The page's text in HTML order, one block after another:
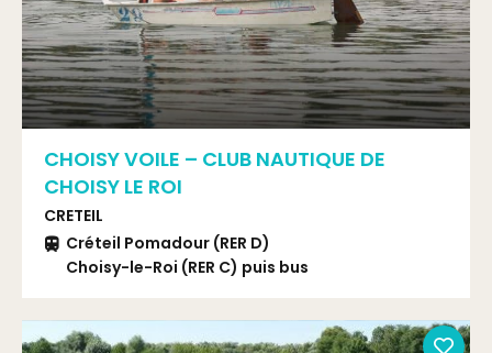
CHOISY VOILE – CLUB NAUTIQUE DE
CHOISY LE ROI
CRETEIL
Créteil Pomadour (RER D)
Choisy-le-Roi (RER C) puis bus